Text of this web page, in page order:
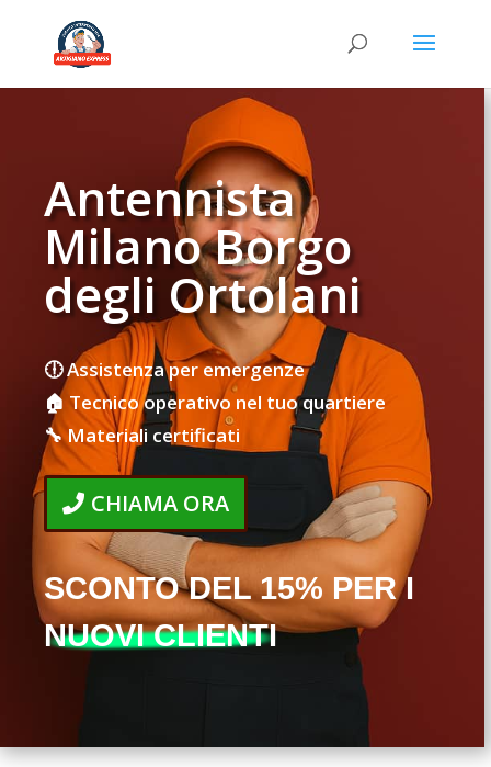
Antennista
Milano Borgo
degli Ortolani
🕕 Assistenza per emergenze
🏠 Tecnico operativo nel tuo quartiere
🔧 Materiali certificati
CHIAMA ORA
SCONTO DEL 15% PER I
NUOVI CLIENTI